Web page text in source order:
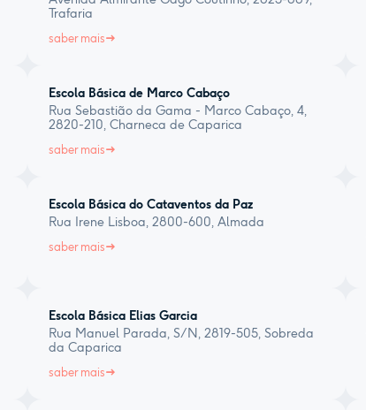
Trafaria
saber mais
Escola Básica de Marco Cabaço
Rua Sebastião da Gama - Marco Cabaço, 4,
2820-210, Charneca de Caparica
saber mais
Escola Básica do Cataventos da Paz
Rua Irene Lisboa, 2800-600, Almada
saber mais
Escola Básica Elias Garcia
Rua Manuel Parada, S/N, 2819-505, Sobreda
da Caparica
saber mais